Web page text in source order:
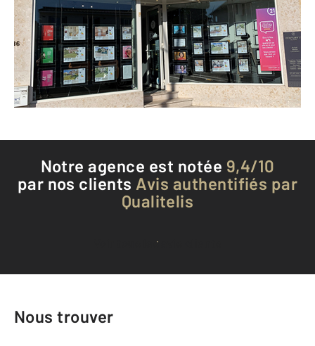
STE GENEVIEVE DES BOIS - 91700
Envoyer un message
Téléphoner à l'agence
Notre agence est notée 9,4/10
par nos clients Avis authentifiés par
Qualitelis
Voir tous les avis clients
Nous trouver